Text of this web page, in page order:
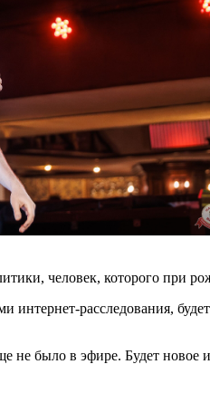
человек, которого при
расследования,
не было в эфире. Будет